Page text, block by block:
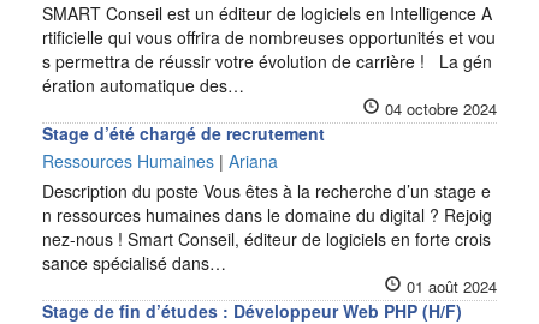
SMART Conseil est un éditeur de logiciels en Intelligence A
rtificielle qui vous offrira de nombreuses opportunités et vou
s permettra de réussir votre évolution de carrière ! La gén
ération automatique des…
04 octobre 2024
Stage d’été chargé de recrutement
Ressources Humaines | Ariana
Description du poste Vous êtes à la recherche d’un stage e
n ressources humaines dans le domaine du digital ? Rejoig
nez-nous ! Smart Conseil, éditeur de logiciels en forte crois
sance spécialisé dans…
01 août 2024
Stage de fin d’études : Développeur Web PHP (H/F)